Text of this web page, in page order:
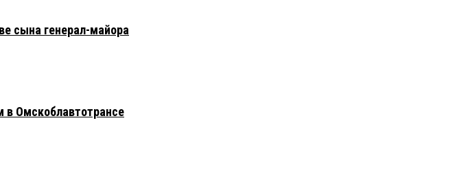
сына генерал-майора
в Омскоблавтотрансе